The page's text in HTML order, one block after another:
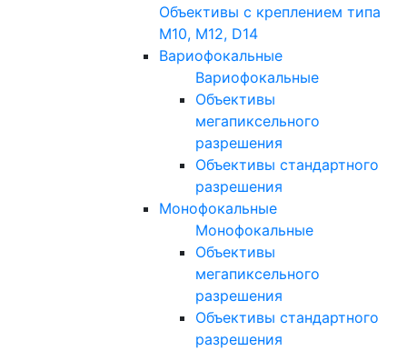
Объективы с креплением типа
M10, M12, D14
Вариофокальные
Вариофокальные
Объективы
мегапиксельного
разрешения
Объективы стандартного
разрешения
Монофокальные
Монофокальные
Объективы
мегапиксельного
разрешения
Объективы стандартного
разрешения